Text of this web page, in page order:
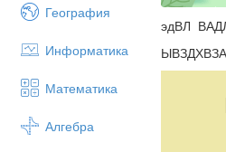
География
Информатика
Математика
Алгебра
эдВЛ